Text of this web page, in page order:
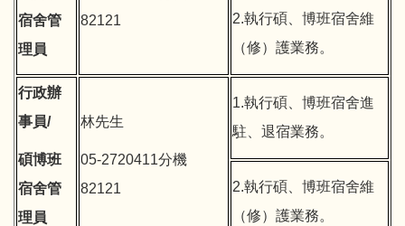
宿舍管
理員
82121
2.執行碩、博班宿舍維
（修）護業務。
行政辦
事員/
碩博班
宿舍管
理員
林先生
05-2720411分機
82121
1.執行碩、博班宿舍進
駐、退宿業務。
2.執行碩、博班宿舍維
（修）護業務。